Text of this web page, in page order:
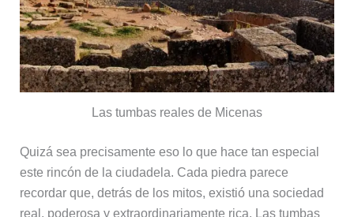
Las tumbas reales de Micenas
Quizá sea precisamente eso lo que hace tan especial
este rincón de la ciudadela. Cada piedra parece
recordar que, detrás de los mitos, existió una sociedad
real, poderosa y extraordinariamente rica. Las tumbas